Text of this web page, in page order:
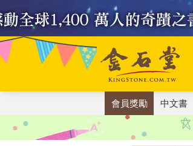
會員獎勵 中文書